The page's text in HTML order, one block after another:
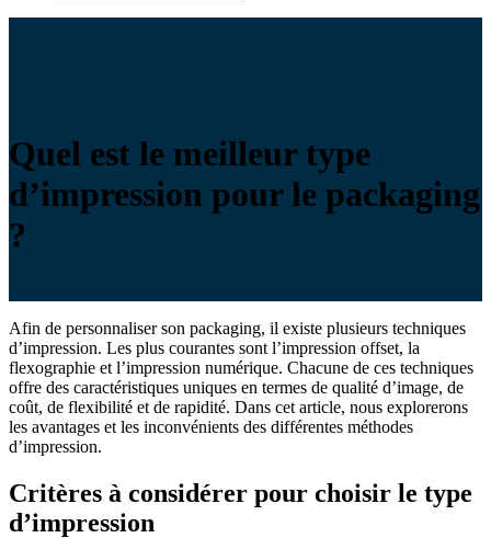
Quel est le meilleur type
d’impression pour le packaging
?
Afin de personnaliser son packaging, il existe plusieurs techniques
d’impression. Les plus courantes sont l’impression offset, la
flexographie et l’impression numérique. Chacune de ces techniques
offre des caractéristiques uniques en termes de qualité d’image, de
coût, de flexibilité et de rapidité. Dans cet article, nous explorerons
les avantages et les inconvénients des différentes méthodes
d’impression.
Critères à considérer pour choisir le type
d’impression